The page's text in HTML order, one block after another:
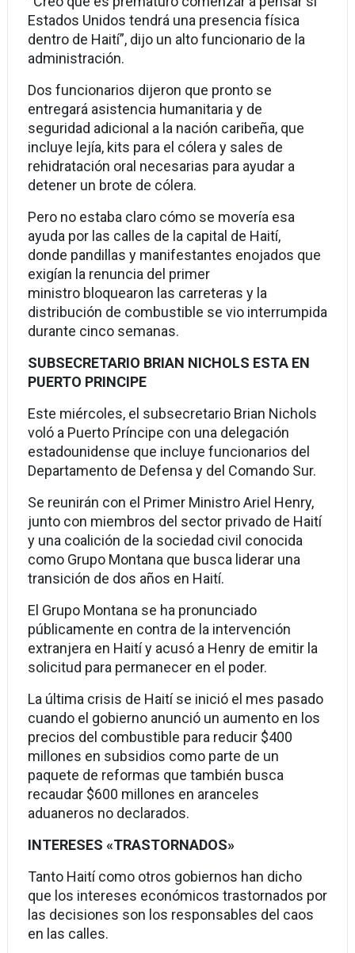
Estados Unidos tendrá una presencia física
dentro de Haití”, dijo un alto funcionario de la
administración.
Dos funcionarios dijeron que pronto se
entregará asistencia humanitaria y de
seguridad adicional a la nación caribeña, que
incluye lejía, kits para el cólera y sales de
rehidratación oral necesarias para ayudar a
detener un brote de cólera.
Pero no estaba claro cómo se movería esa
ayuda por las calles de la capital de Haití,
donde pandillas y manifestantes enojados que
exigían la renuncia del primer
ministro bloquearon las carreteras y la
distribución de combustible se vio interrumpida
durante cinco semanas.
SUBSECRETARIO BRIAN NICHOLS ESTA EN
PUERTO PRINCIPE
Este miércoles, el subsecretario Brian Nichols
voló a Puerto Príncipe con una delegación
estadounidense que incluye funcionarios del
Departamento de Defensa y del Comando Sur.
Se reunirán con el Primer Ministro Ariel Henry,
junto con miembros del sector privado de Haití
y una coalición de la sociedad civil conocida
como Grupo Montana que busca liderar una
transición de dos años en Haití.
El Grupo Montana se ha pronunciado
públicamente en contra de la intervención
extranjera en Haití y acusó a Henry de emitir la
solicitud para permanecer en el poder.
La última crisis de Haití se inició el mes pasado
cuando el gobierno anunció un aumento en los
precios del combustible para reducir $400
millones en subsidios como parte de un
paquete de reformas que también busca
recaudar $600 millones en aranceles
aduaneros no declarados.
INTERESES «TRASTORNADOS»
Tanto Haití como otros gobiernos han dicho
que los intereses económicos trastornados por
las decisiones son los responsables del caos
en las calles.